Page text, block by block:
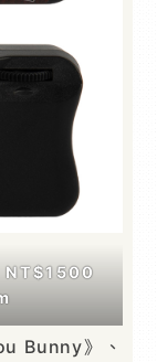
NT$1500
Bunny》、